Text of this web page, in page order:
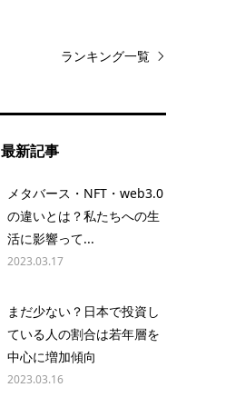
ランキング一覧
最新記事
メタバース・NFT・web3.0
の違いとは？私たちへの生
活に影響って...
2023.03.17
まだ少ない？日本で投資し
ている人の割合は若年層を
中心に増加傾向
2023.03.16